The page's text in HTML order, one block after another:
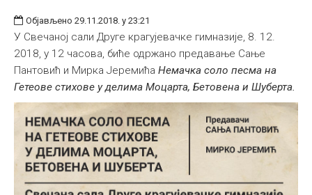
Објављено 29.11.2018. у 23:21
У Свечаној сали Друге крагујевачке гимназије, 8. 12.
2018, у 12 часова, биће одржано предавање Сање
Пантовић и Мирка Јеремића Немачка соло песма на
Гетеове стихове у делима Моцарта, Бетовена и Шуберта.